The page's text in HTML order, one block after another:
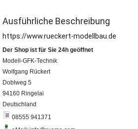
Ausführliche Beschreibung
https://www.rueckert-modellbau.de
Der Shop ist für Sie 24h geöffnet
Modell-GFK-Technik
Wolfgang Rückert
Doblweg 5
94160 Ringelai
Deutschland
08555 941371